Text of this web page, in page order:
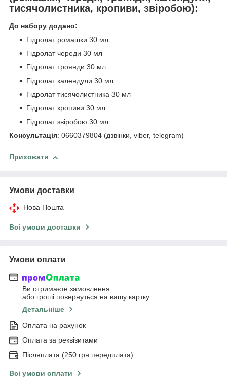
тисячолистника, кропиви, звіробою):
До набору додано:
Гідролат ромашки 30 мл
Гідролат череди 30 мл
Гідролат троянди 30 мл
Гідролат календули 30 мл
Гідролат тисячолистника 30 мл
Гідролат кропиви 30 мл
Гідролат звіробою 30 мл
Консультація: 0660379804 (дзвінки, viber, telegram)
Приховати
Умови доставки
Нова Пошта
Всі умови доставки
Умови оплати
Ви отримаєте замовлення
або гроші повернуться на вашу картку
Детальніше
Оплата на рахунок
Оплата за реквізитами
Післяплата (250 грн передплата)
Всі умови оплати